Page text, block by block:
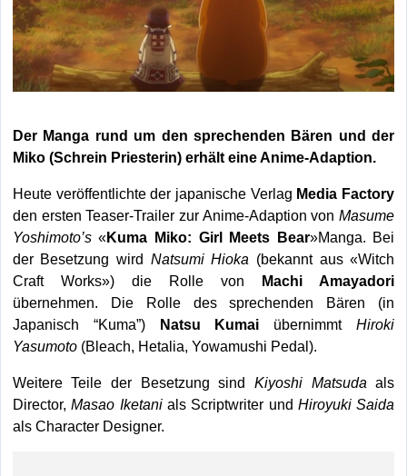
Der Manga rund um den sprechenden Bären und der
Miko (Schrein Priesterin) erhält eine Anime-Adaption.
Heute veröffentlichte der japanische Verlag Media Factory
den ersten Teaser-Trailer zur Anime-Adaption vonMasume
Yoshimoto’s«Kuma Miko: Girl Meets Bear»Manga. Bei
der Besetzung wird Natsumi Hioka (bekannt aus «Witch
Craft Works») die Rolle von
Machi Amayadori
übernehmen. Die Rolle des sprechenden Bären (in
Japanisch “Kuma”)
Natsu Kumai übernimmtHiroki
Yasumoto(Bleach, Hetalia, Yowamushi Pedal).
Weitere Teile der Besetzung sind Kiyoshi Matsuda als
Director,Masao Iketanials Scriptwriter und Hiroyuki Saida
als Character Designer.